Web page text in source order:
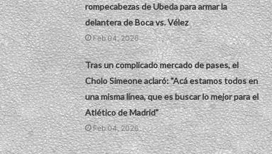
rompecabezas de Ubeda para armar la
delantera de Boca vs. Vélez
Feb 04, 2026
Tras un complicado mercado de pases, el
Cholo Simeone aclaró: "Acá estamos todos en
una misma línea, que es buscar lo mejor para el
Atlético de Madrid"
Feb 04, 2026